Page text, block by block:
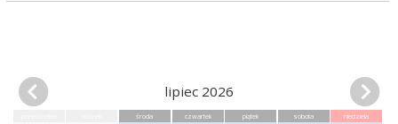
lipiec 2026
środa czwartek piątek sobota niedziela